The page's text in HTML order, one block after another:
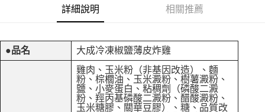
詳細說明 相關推薦
●品名 大成冷凍椒鹽薄皮炸雞
雞肉、玉米粉（非基因改造）、麵
粉、棕櫚油、玉米澱粉、樹薯澱粉、
鹽、小麥蛋白、粘稠劑（磷酸二澱
粉、羥丙基磷酸二澱粉、醋酸澱粉、
玉米糖膠、關華豆膠）、糖、品質改